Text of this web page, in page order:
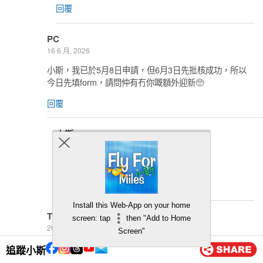
追蹤小斯
回覆
PC
16 6 月, 2026
小斯，我已於5月8日申請，但6月3日先批核成功，所以
今日先填form，請問仲有冇你嘅額外迎新🥺
回覆
小斯
18 6 月, 2026
會處理 下次記得準時
Thengk
20 5 月, 2026
想問一問，我係用電腦㩒你條link去申請，睇漏左要用手
機scan qr曲先有額外200蚊一扣即享，咁我係咪只有dbs
Install this Web-App on your home
screen: tap
then "Add to Home
Screen"